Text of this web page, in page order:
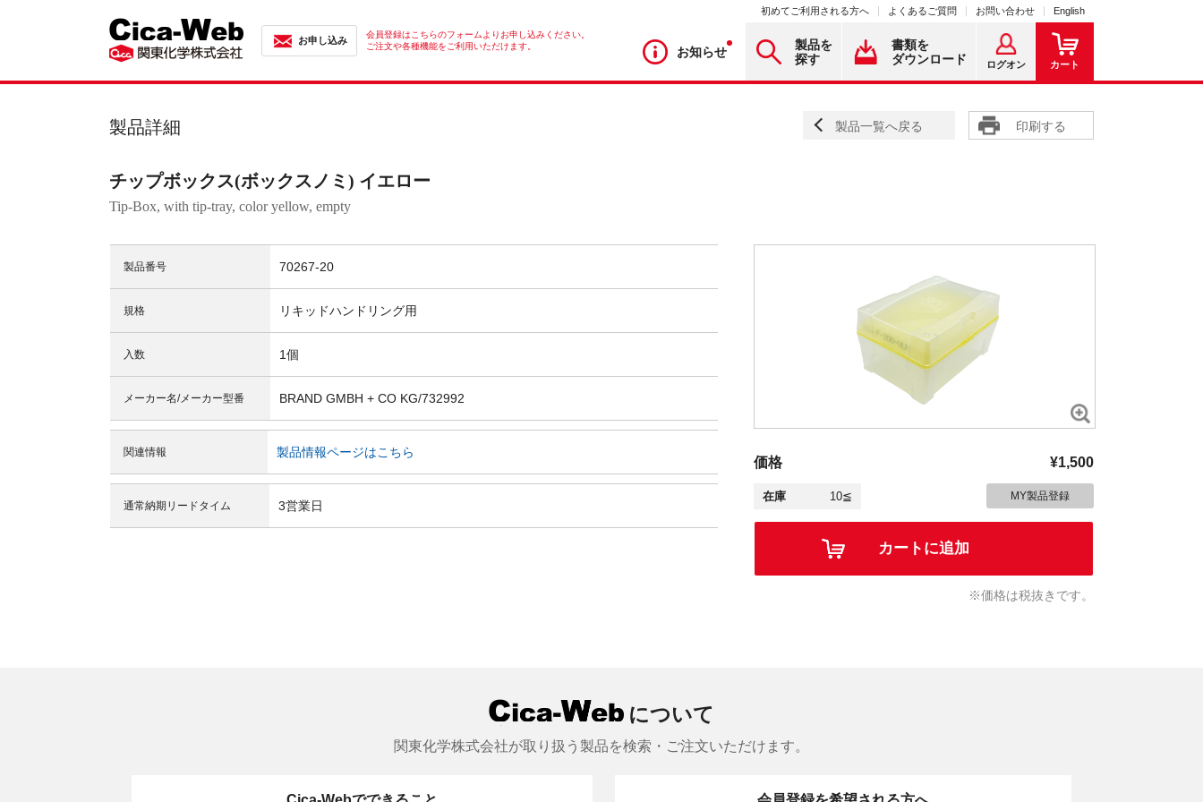
お申し込み
会員登録はこちらのフォームよりお申し込みください。
ご注文や各種機能をご利用いただけます。
お知らせ
製品を
探す
書類を
ダウンロード
ログオン カート
初めてご利用される方へ よくあるご質問 お問い合わせ English
製品詳細 印刷する
製品一覧へ戻る
チップボックス(ボックスノミ) イエロー
Tip-Box, with tip-tray, color yellow, empty
製品番号 70267-20
規格 リキッドハンドリング用
入数 1個
メーカー名/メーカー型番 BRAND GMBH + CO KG/732992
関連情報 製品情報ページはこちら
通常納期リードタイム 3営業日
価格 ¥1,500
在庫 10≦ MY製品登録
カートに追加
※価格は税抜きです。
について
関東化学株式会社が取り扱う製品を検索・ご注文いただけます。